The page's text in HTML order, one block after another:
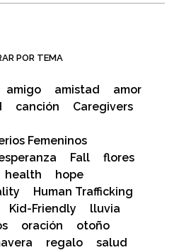
POR TEMA
amigo amistad
amor
canción
Caregivers
Femeninos
Fall
flores
health
hope
Human Trafficking
Kid-Friendly
lluvia
oración
otoño
regalo
salud